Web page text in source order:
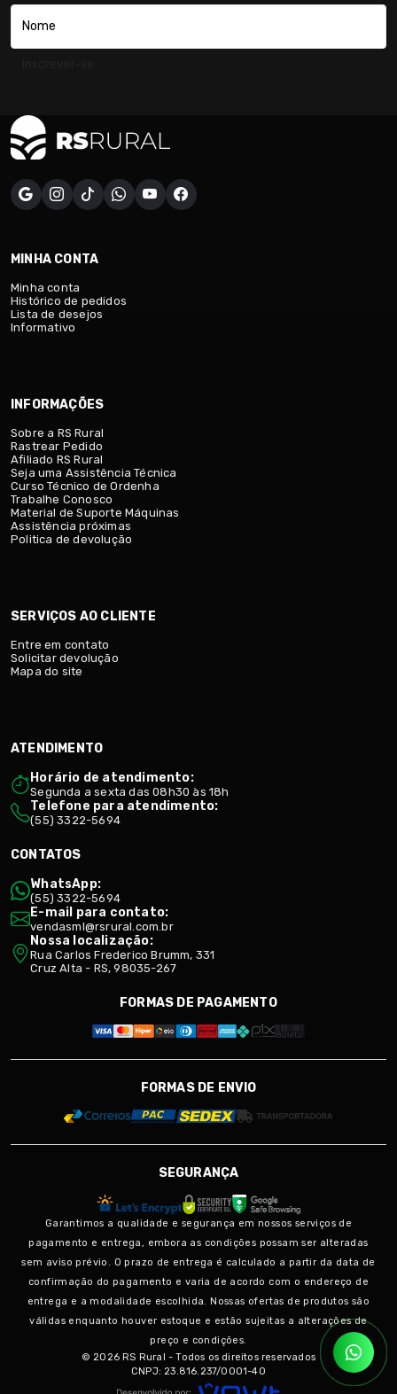
MINHA CONTA
Minha conta
Histórico de pedidos
Lista de desejos
Informativo
INFORMAÇÕES
Sobre a RS Rural
Rastrear Pedido
Afiliado RS Rural
Seja uma Assistência Técnica
Curso Técnico de Ordenha
Trabalhe Conosco
Material de Suporte Máquinas
Assistência próximas
Politica de devolução
SERVIÇOS AO CLIENTE
Entre em contato
Solicitar devolução
Mapa do site
ATENDIMENTO
Horário de atendimento:
Segunda a sexta das 08h30 às 18h
Telefone para atendimento:
(55) 3322-5694
CONTATOS
WhatsApp:
(55) 3322-5694
E-mail para contato:
vendasml@rsrural.com.br
Nossa localização:
Rua Carlos Frederico Brumm, 331
Cruz Alta - RS, 98035-267
FORMAS DE PAGAMENTO
FORMAS DE ENVIO
SEGURANÇA
Garantimos a qualidade e segurança em nossos serviços de
pagamento e entrega, embora as condições possam ser alteradas
sem aviso prévio. O prazo de entrega é calculado a partir da data de
confirmação do pagamento e varia de acordo com o endereço de
entrega e a modalidade escolhida. Nossas ofertas de produtos são
válidas enquanto houver estoque e estão sujeitas a alterações de
preço e condições.
© 2026 RS Rural - Todos os direitos reservados
CNPJ: 23.816.237/0001-40